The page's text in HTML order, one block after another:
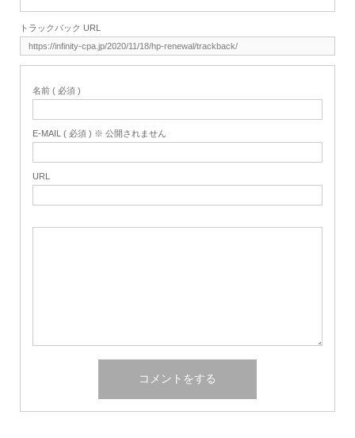
トラックバック URL
名前 ( 必須 )
E-MAIL ( 必須 ) ※ 公開されません
URL